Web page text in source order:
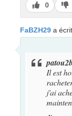
J’aime
0
FaBZH29 a écrit
Il est
j'ai